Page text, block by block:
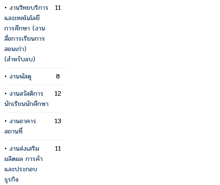
• งานวิทยบริการ
และเทคโนโลยี
การศึกษา (งาน
สื่อการเรียนการ
สอนเก่า)
(สำหรับลบ)
11
• งานพัสดุ
8
• งานสวัสดิการ
นักเรียนนักศึกษา
12
• งานอาคาร
สถานที่
13
• งานส่งเสริม
ผลิตผล การค้า
และประกอบ
ธุรกิจ
11